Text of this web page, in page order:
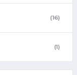
(16)
(1)